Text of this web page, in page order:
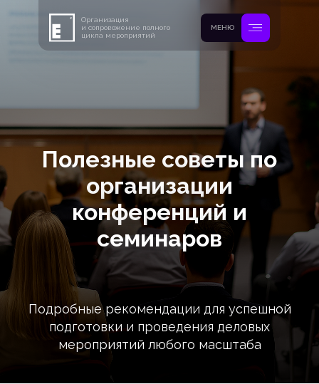
МЕНЮ
Организация
и сопровожение полного
цикла мероприятий
Полезные советы по
организации
конференций и
семинаров
Подробные рекомендации для успешной
подготовки и проведения деловых
мероприятий любого масштаба